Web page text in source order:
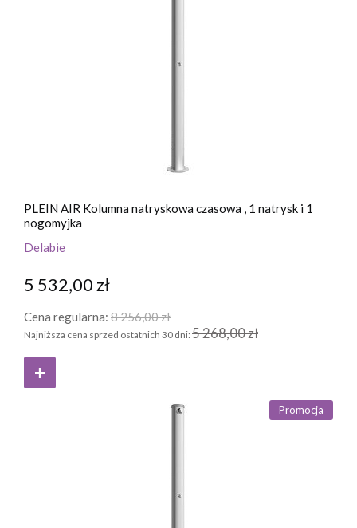
PLEIN AIR Kolumna natryskowa czasowa , 1 natrysk i 1
nogomyjka
Delabie
5 532,00 zł
Cena regularna: 8 256,00 zł
Najniższa cena sprzed ostatnich 30 dni: 5 268,00 zł
Promocja